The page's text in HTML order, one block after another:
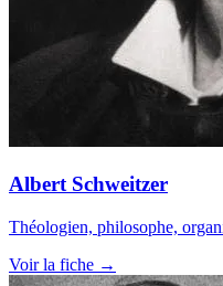
Albert Schweitzer
Théologien, philosophe,
Voir la fiche →